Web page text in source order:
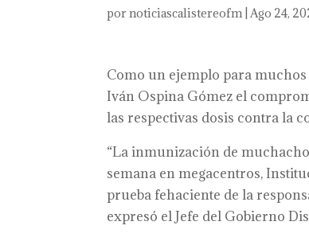
pornoticiascalistereofm|Ago 24,
Como un ejemplo para
Iván Ospina Gómez el
las respectivas dosis contra la
“La inmunización de
semana en megacentros,
prueba fehaciente de la
expresó el Jefe del Gobierno